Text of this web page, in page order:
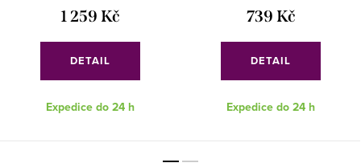
1 259 Kč
DETAIL
Expedice do 24 h
739 Kč
DETAIL
Expedice do 24 h